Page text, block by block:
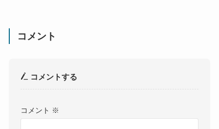
コメント
コメントする
コメント ※